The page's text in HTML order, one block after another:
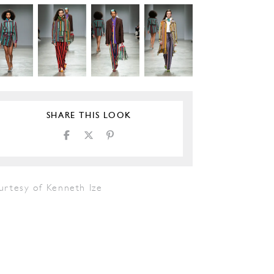
SHARE THIS LOOK
of Kenneth Ize